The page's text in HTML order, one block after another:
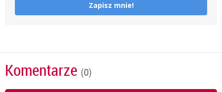
Zapisz mnie!
Komentarze (0)